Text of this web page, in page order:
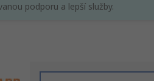
podporu a lepší služby.